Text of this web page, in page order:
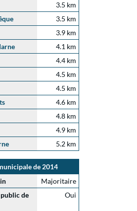
3.5 km
3.5 km
3.9 km
4.1 km
4.4 km
4.5 km
4.5 km
4.6 km
4.8 km
4.9 km
5.2 km
de 2014
Majoritaire
de
Oui